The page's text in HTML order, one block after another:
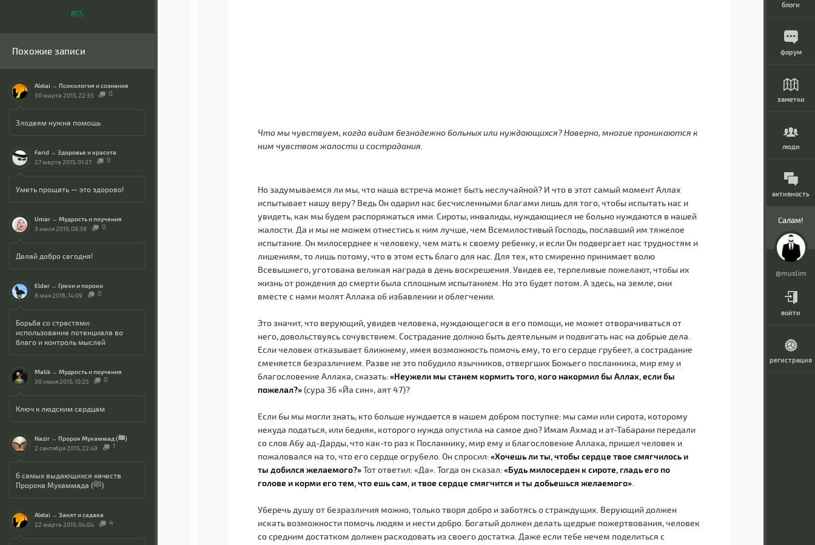
RSS
Похожие записи
Alelai → Психология и сознание
30 марта 2015, 22:35
0
Злодеям нужна помощь
Farid → Здоровье и красота
27 марта 2015, 01:37
0
Уметь прощать — это здорово!
Umar → Мудрость и поучения
3 июля 2015, 09:38
0
Делай добро сегодня!
Eldar → Грехи и пороки
8 мая 2016, 14:09
0
Борьба со страстями:
использование потенциала во
благо и контроль мыслей
Malik → Мудрость и поучения
30 июня 2015, 10:25
0
Ключ к людским сердцам
Nazir →
Пророк Мухаммад (ﷺ)
2 сентября 2015, 22:49
1
6 самых выдающихся качеств
Пророка Мухаммада (ﷺ)
Alelai → Закят и садака
22 марта 2015, 04:04
4
блоги
форум
заметки
люди
активность
Салам!
@muslim
войти
регистрация
Что мы чувствуем, когда видим безнадежно больных или нуждающихся? Наверно, многие проникаются к
ним чувством жалости и сострадания.
Но задумываемся ли мы, что наша встреча может быть неслучайной? И что в этот самый момент Аллах
испытывает нашу веру? Ведь Он одарил нас бесчисленными благами лишь для того, чтобы испытать нас и
увидеть, как мы будем распоряжаться ими. Сироты, инвалиды, нуждающиеся не больно нуждаются в нашей
жалости. Да и мы не можем отнестись к ним лучше, чем Всемилостивый Господь, пославший им тяжелое
испытание. Он милосерднее к человеку, чем мать к своему ребенку, и если Он подвергает нас трудностям и
лишениям, то лишь потому, что в этом есть благо для нас. Для тех, кто смиренно принимает волю
Всевышнего, уготована великая награда в день воскрешения. Увидев ее, терпеливые пожелают, чтобы их
жизнь от рождения до смерти была сплошным испытанием. Но это будет потом. А здесь, на земле, они
вместе с нами молят Аллаха об избавлении и облегчении.
Это значит, что верующий, увидев человека, нуждающегося в его помощи, не может отворачиваться от
него, довольствуясь сочувствием. Сострадание должно быть деятельным и подвигать нас на добрые дела.
Если человек отказывает ближнему, имея возможность помочь ему, то его сердце грубеет, а сострадание
сменяется безразличием. Разве не это побудило язычников, отвергших Божьего посланника, мир ему и
благословение Аллаха, сказать:«Неужели мы станем кормить того, кого накормил бы Аллах, если бы
пожелал?»(сура 36 «Йа син», аят 47)?
Если бы мы могли знать, кто больше нуждается в нашем добром поступке: мы сами или сирота, которому
некуда податься, или бедняк, которого нужда опустила на самое дно? Имам Ахмад и ат-Табарани передали
со слов Абу ад-Дарды, что как-то раз к Посланнику, мир ему и благословение Аллаха, пришел человек и
пожаловался на то, что его сердце огрубело. Он спросил:«Хочешь ли ты, чтобы сердце твое смягчилось и
ты добился желаемого?»Тот ответил: «Да». Тогда он сказал:«Будь милосерден к сироте, гладь его по
голове и корми его тем, что ешь сам, и твое сердце смягчится и ты добьешься желаемого»
Уберечь душу от безразличия можно, только творя добро и заботясь о страждущих. Верующий должен
искать возможности помочь людям и нести добро. Богатый должен делать щедрые пожертвования, человек
со средним достатком должен расходовать из своего достатка. Даже если тебе нечем поделиться с